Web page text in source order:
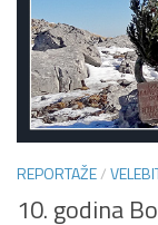
REPORTAŽE/
10. godina